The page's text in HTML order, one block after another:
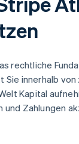
rechtliche
Sie innerhalb
Kapital
und Zahlungen